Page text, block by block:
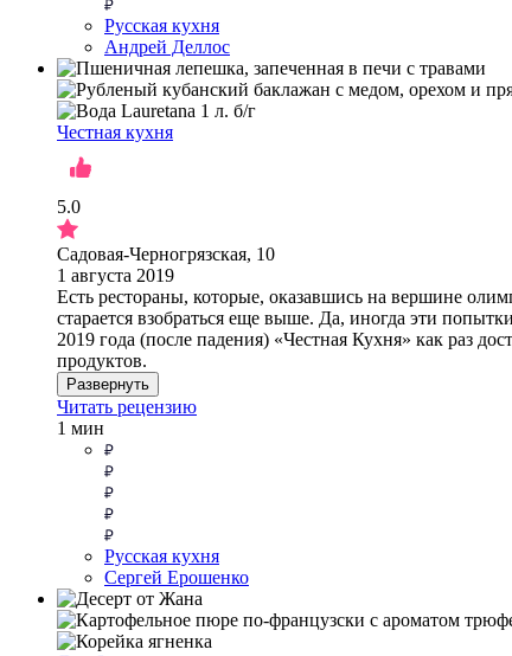
Русская кухня
Андрей Деллос
Честная кухня
5.0
Садовая-Черногрязская, 10
1 августа 2019
Есть рестораны, которые, оказавшись на вершине
старается взобраться еще выше. Да, иногда эти
2019 года (после падения) «Честная Кухня» как раз
продуктов.
Развернуть
Читать рецензию
1 мин
Русская кухня
Сергей Ерошенко